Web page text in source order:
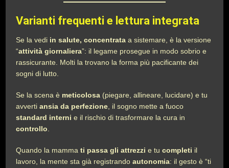
Varianti frequenti e lettura integrata
Se la vedi in salute, concentrata a sistemare, è la versione
“attività giornaliera”: il legame prosegue in modo sobrio e
rassicurante. Molti la trovano la forma più pacificante dei
sogni di lutto.
Se la scena è meticolosa (piegare, allineare, lucidare) e tu
avvertiansia da perfezione , il sogno mette a fuoco
standard interni e il rischio di trasformare la cura in
controllo
Quando la mammati passa gli attrezzi e tucompleti il
lavoro, la mente sta già registrandoautonomia: il gesto è “ti